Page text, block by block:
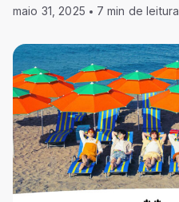
maio 31, 2025 7 min de leitura